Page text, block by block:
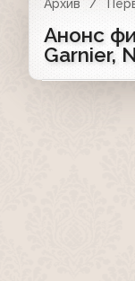
Архив
Анонс
Garnier,